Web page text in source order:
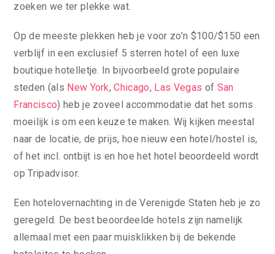
zoeken we ter plekke wat.
Op de meeste plekken heb je voor zo’n $100/$150 een
verblijf in een exclusief 5 sterren hotel of een luxe
boutique hotelletje. In bijvoorbeeld grote populaire
steden (als New York,Chicago, Las Vegas of San
Francisco) heb je zoveel accommodatie dat het soms
moeilijk is om een keuze te maken. Wij kijken meestal
naar de locatie, de prijs, hoe nieuw een hotel/hostel is,
of het incl. ontbijt is en hoe het hotel beoordeeld wordt
op Tripadvisor.
Een hotelovernachting in de Verenigde Staten heb je zo
geregeld. De best beoordeelde hotels zijn namelijk
allemaal met een paar muisklikken bij de bekende